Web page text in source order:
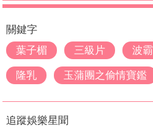
關鍵字
葉子楣
三級片 波霸
隆乳 玉蒲團之偷情寶鑑
追蹤娛樂星聞